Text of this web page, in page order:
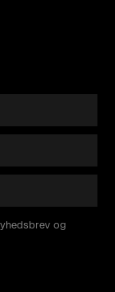
og